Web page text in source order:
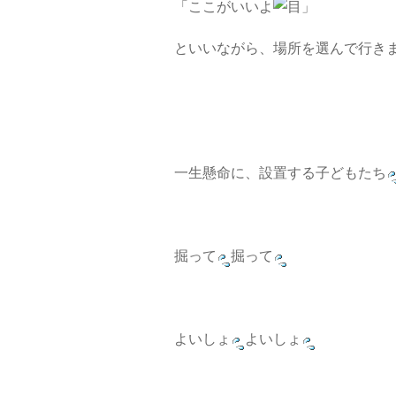
「ここがいいよ 」
といいながら、場所を選んで行き
一生懸命に、設置する子どもたち
掘って 掘って
よいしょ よいしょ